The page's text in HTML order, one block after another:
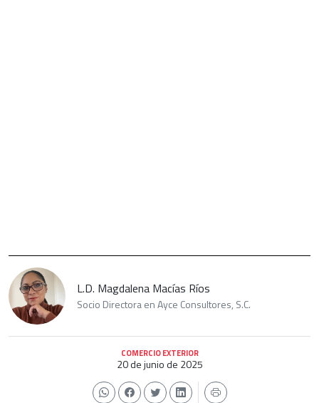
L.D. Magdalena Macías Ríos
Socio Directora en Ayce Consultores, S.C.
COMERCIO EXTERIOR
20 de junio de 2025